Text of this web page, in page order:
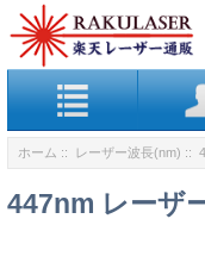
ホーム :: レーザー波長(nm) ::
447nm レーザ